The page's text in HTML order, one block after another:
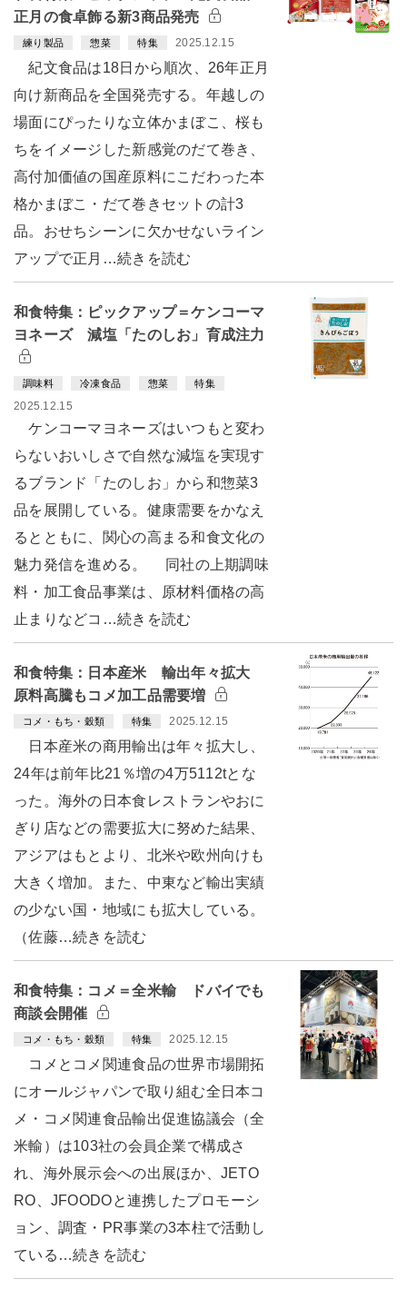
正月の食卓飾る新3商品発売
練り製品 惣菜 特集 2025.12.15
紀文食品は18日から順次、26年正月
向け新商品を全国発売する。年越しの
場面にぴったりな立体かまぼこ、桜も
ちをイメージした新感覚のだて巻き、
高付加価値の国産原料にこだわった本
格かまぼこ・だて巻きセットの計3
品。おせちシーンに欠かせないライン
アップで正月…続きを読む
和食特集：ピックアップ＝ケンコーマ
ヨネーズ 減塩「たのしお」育成注力
調味料 冷凍食品 惣菜 特集
2025.12.15
ケンコーマヨネーズはいつもと変わ
らないおいしさで自然な減塩を実現す
るブランド「たのしお」から和惣菜3
品を展開している。健康需要をかなえ
るとともに、関心の高まる和食文化の
魅力発信を進める。 同社の上期調味
料・加工食品事業は、原材料価格の高
止まりなどコ…続きを読む
和食特集：日本産米 輸出年々拡大
原料高騰もコメ加工品需要増
コメ・もち・穀類 特集 2025.12.15
日本産米の商用輸出は年々拡大し、
24年は前年比21％増の4万5112tとな
った。海外の日本食レストランやおに
ぎり店などの需要拡大に努めた結果、
アジアはもとより、北米や欧州向けも
大きく増加。また、中東など輸出実績
の少ない国・地域にも拡大している。
（佐藤…続きを読む
和食特集：コメ＝全米輸 ドバイでも
商談会開催
コメ・もち・穀類 特集 2025.12.15
コメとコメ関連食品の世界市場開拓
にオールジャパンで取り組む全日本コ
メ・コメ関連食品輸出促進協議会（全
米輸）は103社の会員企業で構成さ
れ、海外展示会への出展ほか、JETO
RO、JFOODOと連携したプロモーシ
ョン、調査・PR事業の3本柱で活動し
ている…続きを読む